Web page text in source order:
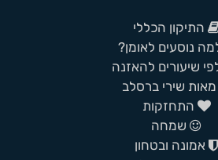
התיקון הכללי
נוסעים לאומן?
שיעורים להאזנה
מאות שירי ברסלב
התחזקות
שמחה
אמונה ובטחון